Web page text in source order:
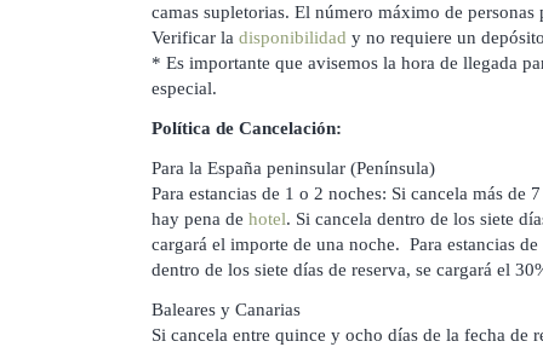
camas supletorias. El número máximo de
Verificar la disponibilidad y no requiere un
* Es importante que avisemos la hora de llegada
especial.
Política de Cancelación:
Para la España peninsular (Península)
Para estancias de 1 o 2 noches: Si cancela más de
hay pena de hotel. Si cancela dentro de los siete
cargará el importe de una noche. Para estancias
dentro de los siete días de reserva, se cargará el
Baleares y Canarias
Si cancela entre quince y ocho días de la fecha de